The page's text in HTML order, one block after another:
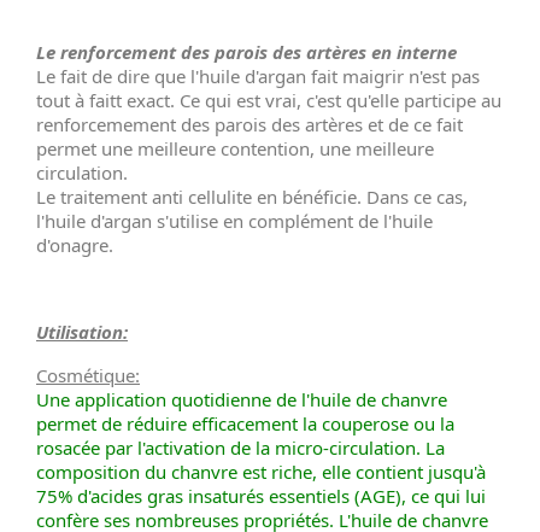
Le renforcement des parois des artères en interne
Le fait de dire que l'huile d'argan fait maigrir n'est pas
tout à faitt exact. Ce qui est vrai, c'est qu'elle participe au
renforcemement des parois des artères et de ce fait
permet une meilleure contention, une meilleure
circulation.
Le traitement anti cellulite en bénéficie. Dans ce cas,
l'huile d'argan s'utilise en complément de l'huile
d'onagre.
Utilisation:
Cosmétique:
Une application quotidienne de l'huile de chanvre
permet de réduire efficacement la couperose ou la
rosacée par l'activation de la micro-circulation. La
composition du chanvre est riche, elle contient jusqu'à
75% d'acides gras insaturés essentiels (AGE), ce qui lui
confère ses nombreuses propriétés. L'huile de chanvre